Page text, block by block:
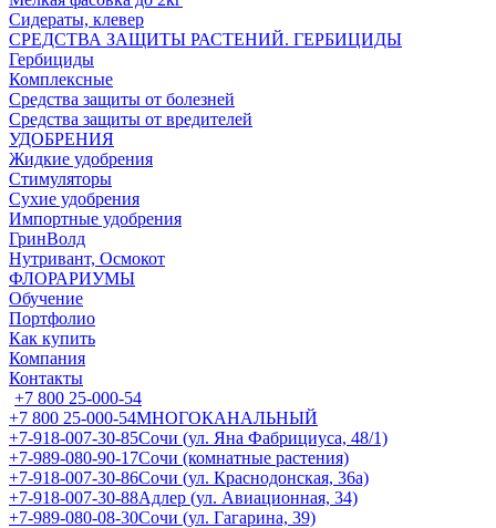
Сидераты, клевер
СРЕДСТВА ЗАЩИТЫ РАСТЕНИЙ. ГЕРБИЦИДЫ
Гербициды
Комплексные
Средства защиты от болезней
Средства защиты от вредителей
УДОБРЕНИЯ
Жидкие удобрения
Стимуляторы
Сухие удобрения
Импортные удобрения
ГринВолд
Нутривант, Осмокот
ФЛОРАРИУМЫ
Обучение
Портфолио
Как купить
Компания
Контакты
+7 800 25-000-54
+7 800 25-000-54МНОГОКАНАЛЬНЫЙ
+7-918-007-30-85Сочи (ул. Яна Фабрициуса, 48/1)
+7-989-080-90-17Сочи (комнатные растения)
+7-918-007-30-86Сочи (ул. Краснодонская, 36а)
+7-918-007-30-88Адлер (ул. Авиационная, 34)
+7-989-080-08-30Сочи (ул. Гагарина, 39)